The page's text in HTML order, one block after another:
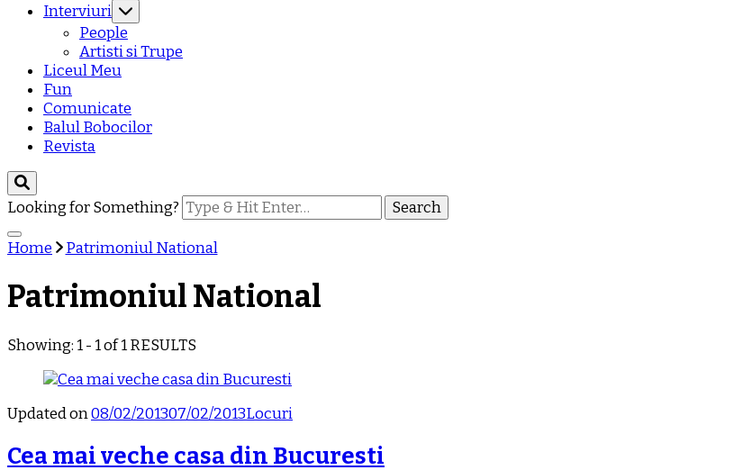
Interviuri
People
Artisti si Trupe
Liceul Meu
Fun
Comunicate
Balul Bobocilor
Revista
Looking for Something?
Home Patrimoniul National
Patrimoniul National
Showing: 1 - 1 of 1 RESULTS
Updated on08/02/201307/02/2013Locuri
Cea mai veche casa din Bucuresti